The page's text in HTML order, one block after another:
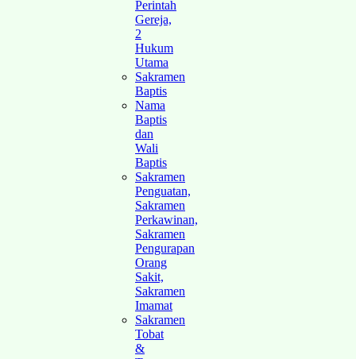
Perintah
Gereja,
2
Hukum
Utama
Sakramen
Baptis
Nama
Baptis
dan
Wali
Baptis
Sakramen
Penguatan,
Sakramen
Perkawinan,
Sakramen
Pengurapan
Orang
Sakit,
Sakramen
Imamat
Sakramen
Tobat
&